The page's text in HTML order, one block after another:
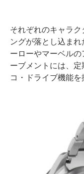
それぞれのキャラ
ングが落とし込ま
ーローやマーベル
ーブメントには、
コ・ドライブ機能を